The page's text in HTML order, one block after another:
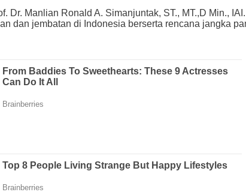
Dr. Manlian Ronald A. Simanjuntak, ST., MT.,D Min.,
dan jembatan di Indonesia berserta rencana jangka